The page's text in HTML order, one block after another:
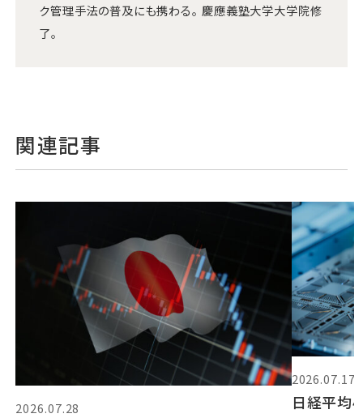
ク管理手法の普及にも携わる。 慶應義塾大学大学院修
了。
関連記事
2026.07.28
2026.07.17
日経平均